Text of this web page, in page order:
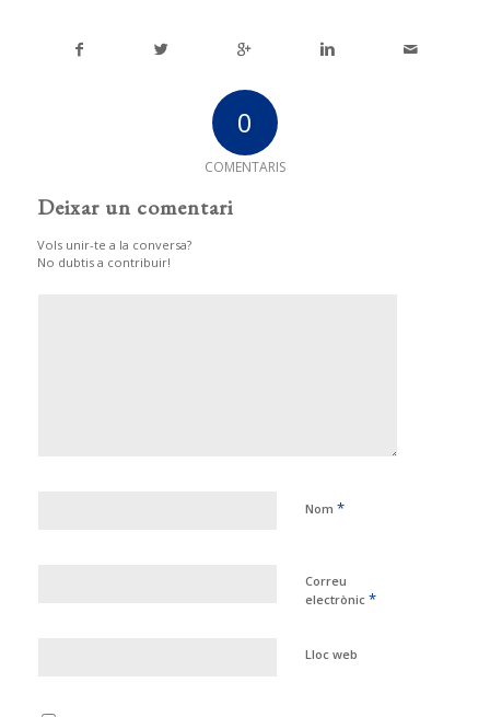
0
COMENTARIS
Deixar un comentari
Vols unir-te a la conversa?
No dubtis a contribuir!
Nom *
Correu
electrònic *
Lloc web